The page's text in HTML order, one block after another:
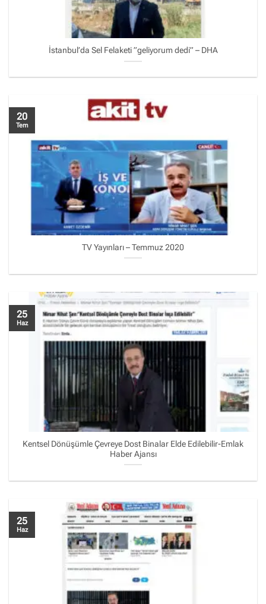
İstanbul’da Sel Felaketi ”geliyorum dedi” – DHA
TV Yayınları – Temmuz 2020
20
Tem
Kentsel Dönüşümle Çevreye Dost Binalar Elde Edilebilir-Emlak
Haber Ajansı
25
Haz
25
Haz